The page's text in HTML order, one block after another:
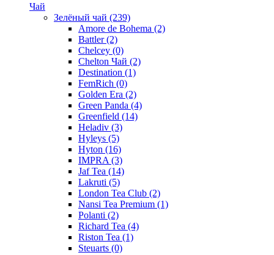
Чай
Зелёный чай (239)
Amore de Bohema (2)
Battler(2)
Chelcey (0)
Chelton Чай (2)
Destination (1)
FemRich (0)
Golden Era (2)
Green Panda (4)
Greenfield (14)
Heladiv (3)
Hyleys (5)
Hyton (16)
IMPRA (3)
Jaf Tea (14)
Lakruti (5)
London Tea Club (2)
Nansi Tea Premium (1)
Polanti (2)
Richard Tea (4)
Riston Tea (1)
Steuarts (0)